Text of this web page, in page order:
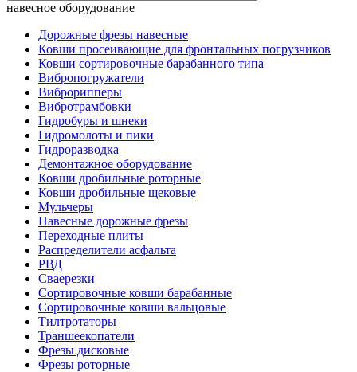
навесное оборудование
Дорожные фрезы навесные
Ковши просеивающие для фронтальных погрузчиков
Ковши сортировочные барабанного типа
Вибропогружатели
Виброрипперы
Вибротрамбовки
Гидробуры и шнеки
Гидромолоты и пики
Гидроразводка
Демонтажное оборудование
Ковши дробильные роторные
Ковши дробильные щековые
Мульчеры
Навесные дорожные фрезы
Переходные плиты
Распределители асфальта
РВД
Сваерезки
Сортировочные ковши барабанные
Сортировочные ковши вальцовые
Тилтротаторы
Траншеекопатели
Фрезы дисковые
Фрезы роторные